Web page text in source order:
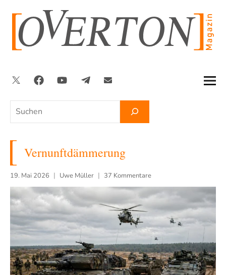
springen
Suchen
TwitterFacebookYouTubeTelegramNewsletter
Vernunftdämmerung
19. Mai 2026 Uwe Müller 37 Kommentare